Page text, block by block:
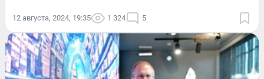
12 августа, 2024, 19:35 1 324 5